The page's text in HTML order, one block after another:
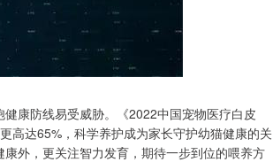
康防线易受威胁。《2022中国宠物医疗白皮
高达65%，科学养护成为家长守护幼猫健康的关
外，更关注智力发育，期待一步到位的喂养方